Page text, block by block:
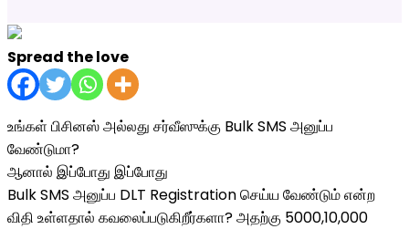
Spread the love
உங்கள் பிசினஸ் அல்லது சர்வீஸுக்கு Bulk SMS அனுப்ப
வேண்டுமா?
ஆனால் இப்போது இப்போது
Bulk SMS அனுப்ப DLT Registration செய்ய வேண்டும் என்ற
விதி உள்ளதால் கவலைப்படுகிறீர்களா? அதற்கு 5000,10,000